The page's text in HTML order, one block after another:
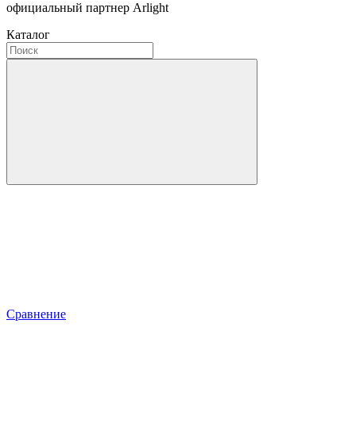
официальный партнер Arlight
Каталог
Сравнение